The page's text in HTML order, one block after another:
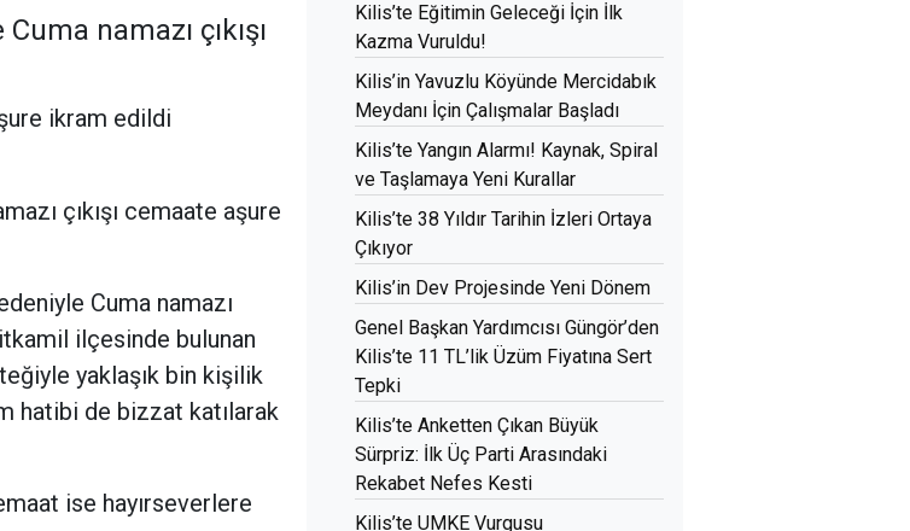
namazı çıkışı
ikram edildi
çıkışı cemaate aşure
Cuma namazı
ilçesinde bulunan
yaklaşık bin kişilik
hatibi de bizzat katılarak
ise hayırseverlere
Kilis’te Eğitimin Geleceği İçin İlk
Kazma Vuruldu!
Kilis’in Yavuzlu Köyünde Mercidabık
Meydanı İçin Çalışmalar Başladı
Kilis’te Yangın Alarmı! Kaynak, Spiral
ve Taşlamaya Yeni Kurallar
Kilis’te 38 Yıldır Tarihin İzleri Ortaya
Çıkıyor
Kilis’in Dev Projesinde Yeni Dönem
Genel Başkan Yardımcısı Güngör’den
Kilis’te 11 TL’lik Üzüm Fiyatına Sert
Tepki
Kilis’te Anketten Çıkan Büyük
Sürpriz: İlk Üç Parti Arasındaki
Rekabet Nefes Kesti
Kilis’te UMKE Vurgusu